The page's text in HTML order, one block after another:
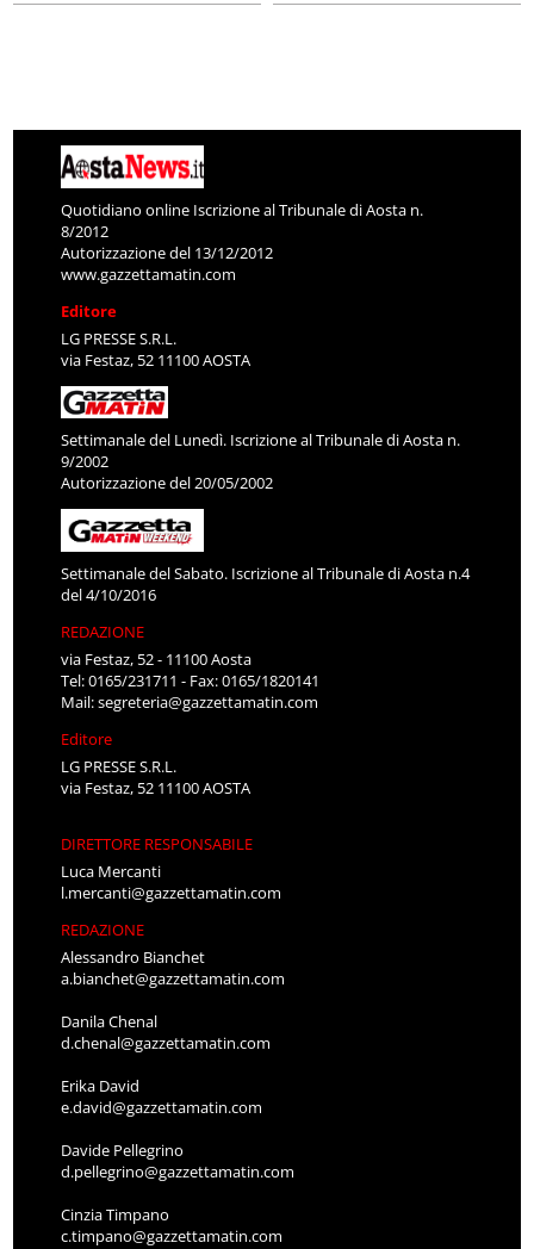
Quotidiano online Iscrizione al Tribunale di Aosta n.
8/2012
Autorizzazione del 13/12/2012
www.gazzettamatin.com
Editore
LG PRESSE S.R.L.
via Festaz, 52 11100 AOSTA
Settimanale del Lunedì. Iscrizione al Tribunale di Aosta n.
9/2002
Autorizzazione del 20/05/2002
Settimanale del Sabato. Iscrizione al Tribunale di Aosta n.4
del 4/10/2016
REDAZIONE
via Festaz, 52 - 11100 Aosta
Tel: 0165/231711 - Fax: 0165/1820141
Mail:segreteria@gazzettamatin.com
Editore
LG PRESSE S.R.L.
via Festaz, 52 11100 AOSTA
DIRETTORE RESPONSABILE
Luca Mercanti
l.mercanti@gazzettamatin.com
REDAZIONE
Alessandro Bianchet
a.bianchet@gazzettamatin.com
Danila Chenal
d.chenal@gazzettamatin.com
Erika David
e.david@gazzettamatin.com
Davide Pellegrino
d.pellegrino@gazzettamatin.com
Cinzia Timpano
c.timpano@gazzettamatin.com